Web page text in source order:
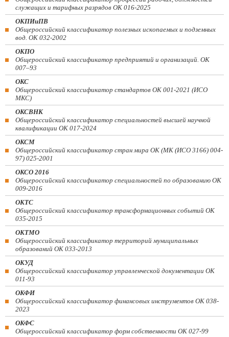
служащих и тарифных разрядов ОК 016-2025
ОКПИиПВ
Общероссийский классификатор полезных ископаемых и подземных
вод. ОК 032-2002
ОКПО
Общероссийский классификатор предприятий и организаций. ОК
007–93
ОКС
Общероссийский классификатор стандартов ОК 001-2021 (ИСО
МКС)
ОКСВНК
Общероссийский классификатор специальностей высшей научной
квалификации ОК 017-2024
ОКСМ
Общероссийский классификатор стран мира ОК (МК (ИСО 3166) 004-
97) 025-2001
ОКСО 2016
Общероссийский классификатор специальностей по образованию ОК
009-2016
ОКТС
Общероссийский классификатор трансформационных событий ОК
035-2015
ОКТМО
Общероссийский классификатор территорий муниципальных
образований ОК 033-2013
ОКУД
Общероссийский классификатор управленческой документации ОК
011-93
ОКФИ
Общероссийский классификатор финансовых инструментов OK 038-
2023
ОКФС
Общероссийский классификатор форм собственности ОК 027-99